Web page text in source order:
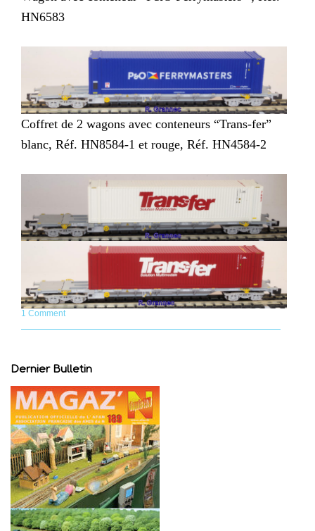
HN6583
Coffret de 2 wagons avec conteneurs “Trans-fer”
blanc, Réf. HN8584-1 et rouge, Réf. HN4584-2
1 Comment
Dernier Bulletin